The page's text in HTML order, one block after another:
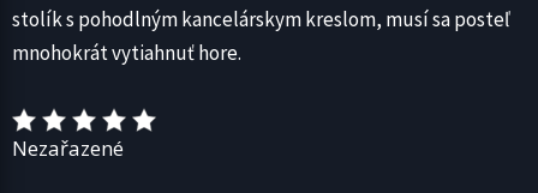
stolík s pohodlným kancelárskym kreslom, musí sa posteľ
mnohokrát vytiahnuť hore.
Nezařazené